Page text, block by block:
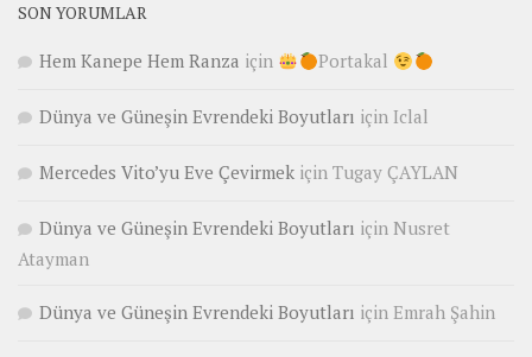
SON YORUMLAR
Hem Kanepe Hem Ranza için Portakal
Dünya ve Güneşin Evrendeki Boyutları için Iclal
Mercedes Vito’yu Eve Çevirmek için Tugay ÇAYLAN
Dünya ve Güneşin Evrendeki Boyutları için Nusret
Atayman
Dünya ve Güneşin Evrendeki Boyutları için Emrah Şahin